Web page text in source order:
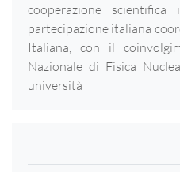
cooperazione
partecipazione italiana
Italiana, con il
Nazionale di Fisica
università